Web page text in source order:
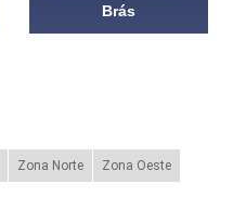
Brás
Zona Norte Zona Oeste